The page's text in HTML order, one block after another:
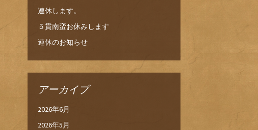
連休します。
５貫南蛮お休みします
連休のお知らせ
アーカイブ
2026年6月
2026年5月